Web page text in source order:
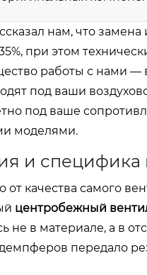
нам, что
при этом
работы с нами
под ваши
под ваше
моделями.
и специфика
качества самого
центробежный
не в материале, а в
передало